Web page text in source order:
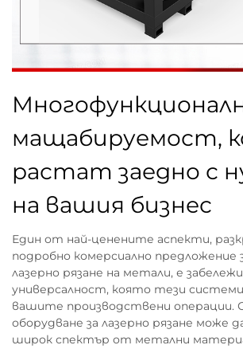
мащабируемост,
растат заедно с
на вашия бизнес
Един от най-ценените аспекти,
подробно комерсиално предложение
лазерно рязане на метали, е
универсалност, която тези
вашите производствени операции.
оборудване за лазерно рязане може
широк спектър от метални